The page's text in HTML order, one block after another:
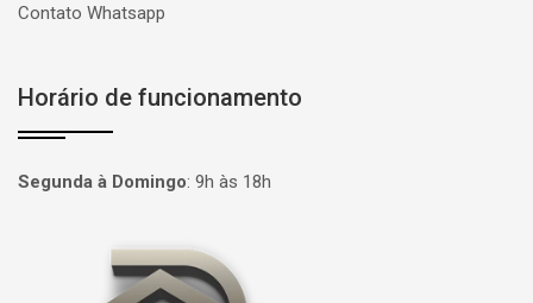
Contato Whatsapp
Horário de funcionamento
Segunda à Domingo: 9h às 18h
Página inicial